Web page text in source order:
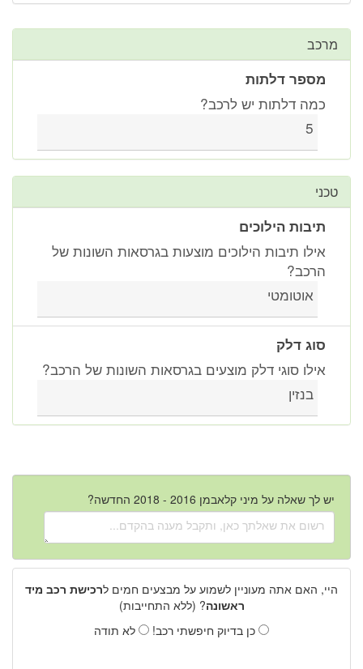
מרכב
מספר דלתות
כמה דלתות יש לרכב?
5
טכני
תיבות הילוכים
אילו תיבות הילוכים מוצעות בגרסאות השונות של
הרכב?
אוטומטי
סוג דלק
אילו סוגי דלק מוצעים בגרסאות השונות של הרכב?
בנזין
יש לך שאלה על מיני קלאבמן 2016 - 2018 החדשה?
היי, האם אתה מעוניין לשמוע על מבצעים חמים לרכישת רכב מיד
ראשונה? (ללא התחייבות)
כן בדיוק חיפשתי רכב!
לא תודה